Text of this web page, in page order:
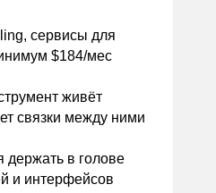
сервисы для
$184/мес
живёт
связки между ними
держать в голове
и интерфейсов